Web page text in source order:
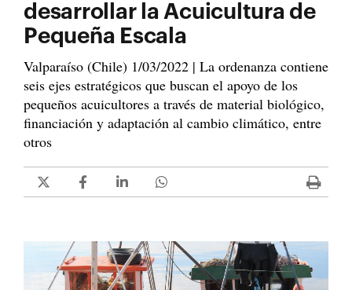
desarrollar la Acuicultura de
Pequeña Escala
Valparaíso (Chile) 1/03/2022 | La ordenanza contiene
seis ejes estratégicos que buscan el apoyo de los
pequeños acuicultores a través de material biológico,
financiación y adaptación al cambio climático, entre
otros